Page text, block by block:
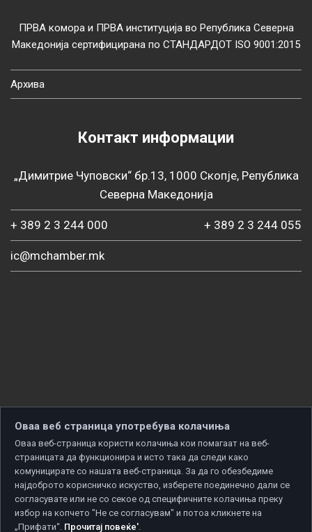
ПРВА комора и ПРВА институција во Република Северна
Македонија сертифицирана по СТАНДАРДОТ ISO 9001:2015
Архива
Контакт информации
„Димитрие Чуповски“ бр.13, 1000 Скопје, Република
Северна Македонија
+ 389 2 3 244 000 + 389 2 3 244 055
ic@mchamber.mk
Оваа веб страница употребува колачиња
Оваа веб-страница користи колачиња кои помагаат на веб-
страницата да функционира и исто така да следи како
комуницирате со нашата веб-страница. За да го обезбедиме
најдоброто корисничко искуство, изберете поединечно дали се
согласувате или не со секое од специфичните колачиња преку
избор на копчето "Не се согласувам" и потоа кликнете на
„Прифати“. Прочитај повеќе'.